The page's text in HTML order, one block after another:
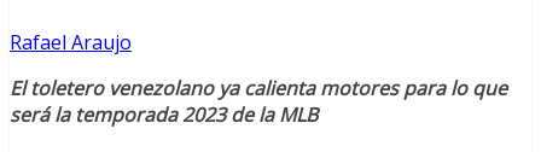
Rafael Araujo
El toletero venezolano ya calienta motores para lo que
será la temporada 2023 de la MLB